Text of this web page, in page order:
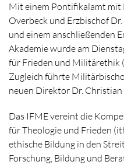
Mit einem Pontifikalamt mit
Overbeck und Erzbischof
und einem anschließenden
Akademie wurde am
für Frieden und Militärethik
Zugleich führte
neuen Direktor Dr.
Das IFME vereint die
für Theologie und Frieden
ethische Bildung in den
Forschung, Bildung und